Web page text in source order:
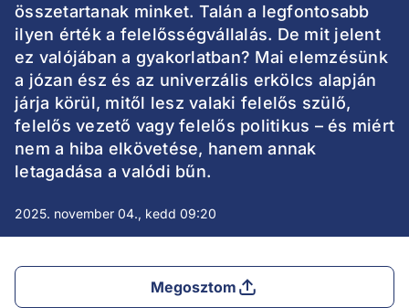
összetartanak minket. Talán a legfontosabb
ilyen érték a felelősségvállalás. De mit jelent
ez valójában a gyakorlatban? Mai elemzésünk
a józan ész és az univerzális erkölcs alapján
járja körül, mitől lesz valaki felelős szülő,
felelős vezető vagy felelős politikus – és miért
nem a hiba elkövetése, hanem annak
letagadása a valódi bűn.
2025. november 04., kedd 09:20
Megosztom